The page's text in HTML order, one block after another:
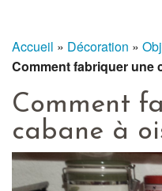
Accueil » Décoration »
Comment fabriquer une
Comment
cabane à